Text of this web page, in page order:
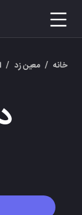
خانه / معین زد /